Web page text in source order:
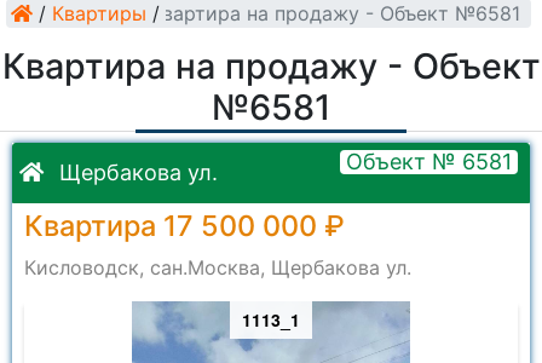
/ Квартиры /
Квартира на продажу - Объект №6581
Квартира на продажу - Объект
№6581
Щербакова ул. Объект № 6581
Квартира 17 500 000 ₽
Кисловодск, сан.Москва, Щербакова ул.
1113_1